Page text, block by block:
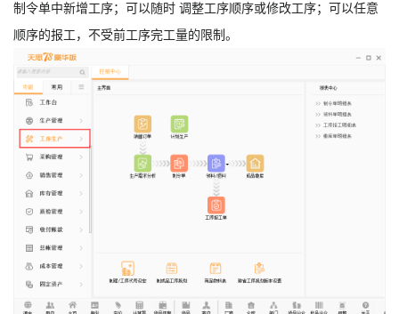
制令单中新增工序；可以随时 调整工序顺序或修改工序；可以任意
顺序的报工，不受前工序完工量的限制。